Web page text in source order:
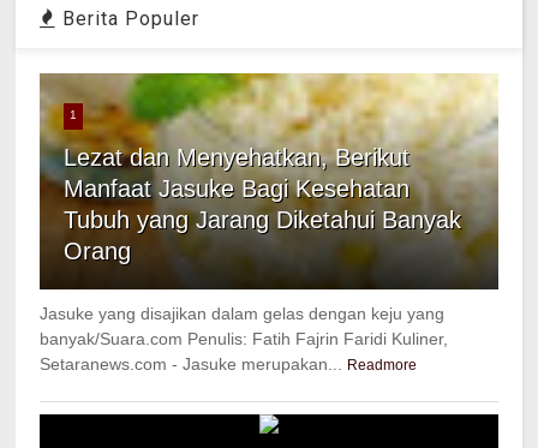
Berita Populer
1
Lezat dan Menyehatkan, Berikut
Manfaat Jasuke Bagi Kesehatan
Tubuh yang Jarang Diketahui Banyak
Orang
Jasuke yang disajikan dalam gelas dengan keju yang
banyak/Suara.com Penulis: Fatih Fajrin Faridi Kuliner,
Setaranews.com - Jasuke merupakan...
Readmore